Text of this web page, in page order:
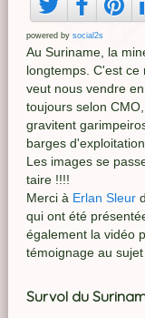
powered by social2s
Au Suriname, la
longtemps. C'est ce
veut nous vendre
toujours selon
gravitent
barges
Les images se
taire !!!!
Merci à Erlan Sleur
qui ont été
également la vidéo
témoignage au
Survol du